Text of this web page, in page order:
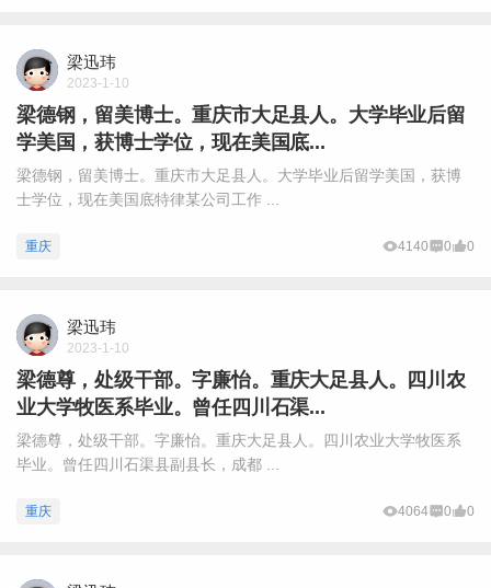
梁迅玮
2023-1-10
梁德钢，留美博士。重庆市大足县人。大学毕业后留
学美国，获博士学位，现在美国底...
梁德钢，留美博士。重庆市大足县人。大学毕业后留学美国，获博
士学位，现在美国底特律某公司工作 ...
重庆 4140 0 0
梁迅玮
2023-1-10
梁德尊，处级干部。字廉怡。重庆大足县人。四川农
业大学牧医系毕业。曾任四川石渠...
梁德尊，处级干部。字廉怡。重庆大足县人。四川农业大学牧医系
毕业。曾任四川石渠县副县长，成都 ...
重庆 4064 0 0